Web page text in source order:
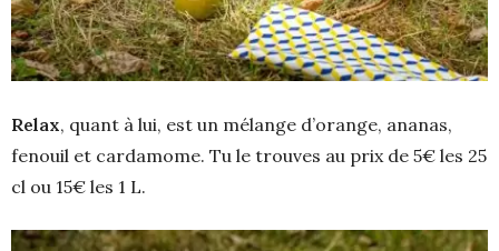
Relax, quant à lui, est un mélange d’orange, ananas,
fenouil et cardamome. Tu le trouves au prix de 5€ les 25
cl ou 15€ les 1 L.